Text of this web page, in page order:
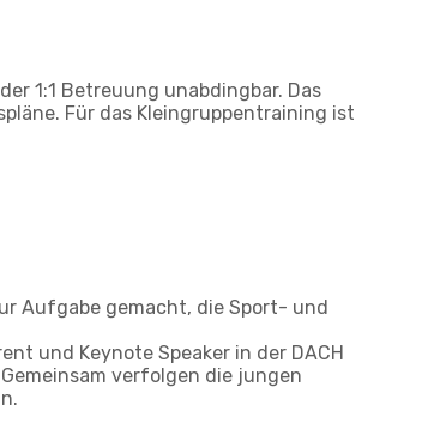
1:1 Betreuung unabdingbar. Das
Für das Kleingruppentraining ist
Aufgabe gemacht, die Sport- und
und Keynote Speaker in der DACH
verfolgen die jungen